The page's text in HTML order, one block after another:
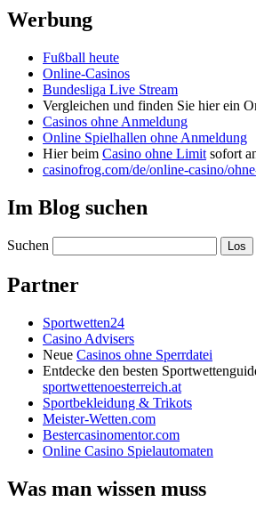
Werbung
Fußball heute
Online-Casinos
Bundesliga Live Stream
Vergleichen und finden Sie hier ein
Casinos ohne Anmeldung
Online Spielhallen ohne Anmeldung
Hier beim Casino ohne Limit sofort
casinofrog.com/de/online-casino/
Im Blog suchen
Suchen
Partner
Sportwetten24
Casino Advisers
Neue Casinos ohne Sperrdatei
Entdecke den besten
sportwettenoesterreich.at
Sportbekleidung & Trikots
Meister-Wetten.com
Bestercasinomentor.com
Online Casino Spielautomaten
Was man wissen muss